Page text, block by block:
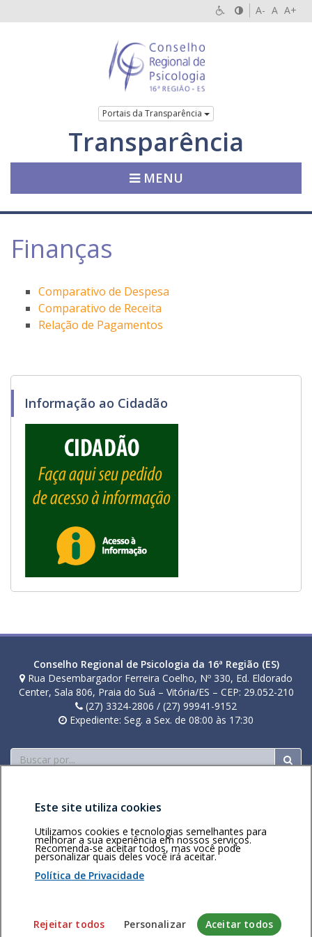
A- A A+
Portais da Transparência
Transparência
MENU
Finanças
Comparativo de Despesa
Comparativo de Receita
Relação de Pagamentos
Informação ao Cidadão
Conselho Regional de Psicologia da 16ª Região (ES)
Rua Desembargador Ferreira Coelho, Nº 330, Ed. Eldorado
Center, Sala 806, Praia do Suá – Vitória/ES – CEP: 29.052-210
(27) 3324-2806 / (27) 99941-9152
Expediente: Seg. a Sex. de 08:00 às 17:30
Buscar
Área restritaPolítica de
privacidadePersonalização
de cookies
Voltar ao topo
Sistema desenvolvido pela Gerência de Tecnologia da
Este site utiliza cookies
Utilizamos cookies e tecnologias semelhantes para
melhorar a sua experiência em nossos serviços.
Recomenda-se aceitar todos, mas você pode
personalizar quais deles você irá aceitar.
Política de Privacidade
Rejeitar todos Personalizar Aceitar todos